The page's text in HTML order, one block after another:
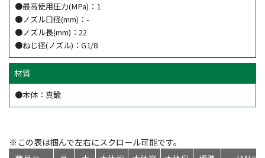
●最高使用圧力(MPa)：1
●ノズル口径(mm)：-
●ノズル長(mm)：22
●ねじ径(ノズル)：G1/8
材質
●本体：真鍮
※この表は掴んで左右にスクロール可能です。